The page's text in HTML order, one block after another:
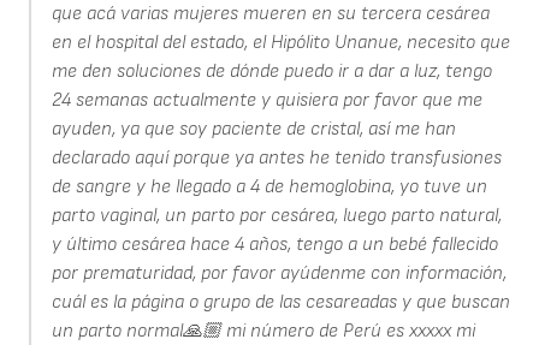
que acá varias mujeres mueren en su tercera cesárea
en el hospital del estado, el Hipólito Unanue, necesito que
me den soluciones de dónde puedo ir a dar a luz, tengo
24 semanas actualmente y quisiera por favor que me
ayuden, ya que soy paciente de cristal, así me han
declarado aquí porque ya antes he tenido transfusiones
de sangre y he llegado a 4 de hemoglobina, yo tuve un
parto vaginal, un parto por cesárea, luego parto natural,
y último cesárea hace 4 años, tengo a un bebé fallecido
por prematuridad, por favor ayúdenme con información,
cuál es la página o grupo de las cesareadas y que buscan
un parto normal🙏🏼 mi número de Perú es xxxxx mi